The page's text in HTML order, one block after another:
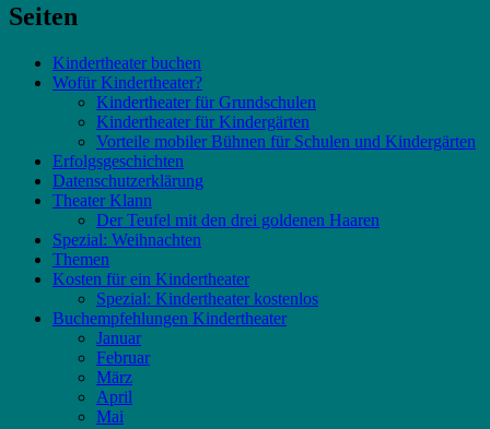
Seiten
Kindertheater buchen
Wofür Kindertheater?
Kindertheater für Grundschulen
Kindertheater für Kindergärten
Vorteile mobiler Bühnen für Schulen und Kindergärten
Erfolgsgeschichten
Datenschutzerklärung
Theater Klann
Der Teufel mit den drei goldenen Haaren
Spezial: Weihnachten
Themen
Kosten für ein Kindertheater
Spezial: Kindertheater kostenlos
Buchempfehlungen Kindertheater
Januar
Februar
März
April
Mai